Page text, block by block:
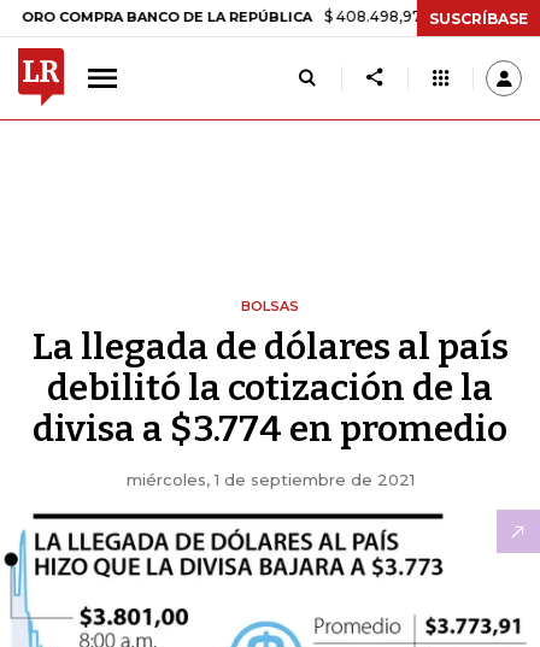
BANCO DE LA REPÚBLICA $ 408.498,97 +$ 8.753,81 +2,19%
SUSCRÍBASE
BOLSAS
La llegada de dólares al país
debilitó la cotización de la
divisa a $3.774 en promedio
miércoles, 1 de septiembre de 2021